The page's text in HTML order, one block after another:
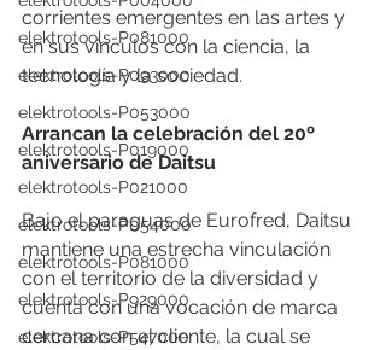
elektrotools-P081000
elektrotools-P093000
elektrotools-P053000
elektrotools-P019000
elektrotools-P021000
elektrotools-P054000
elektrotools-P081000
elektrotools-P929000
elektrotools-P547000
corrientes emergentes en las artes y
en sus vínculos con la ciencia, la
tecnología y la sociedad.
Arrancan la celebración del 20º
aniversario de Daitsu
Bajo el paraguas de Eurofred, Daitsu
mantiene una estrecha vinculación
con el territorio de la diversidad y
cuenta con una vocación de marca
cercana con el cliente, la cual se